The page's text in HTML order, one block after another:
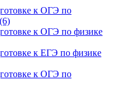
к ОГЭ по
к ОГЭ по физике
к ЕГЭ по физике
к ОГЭ по